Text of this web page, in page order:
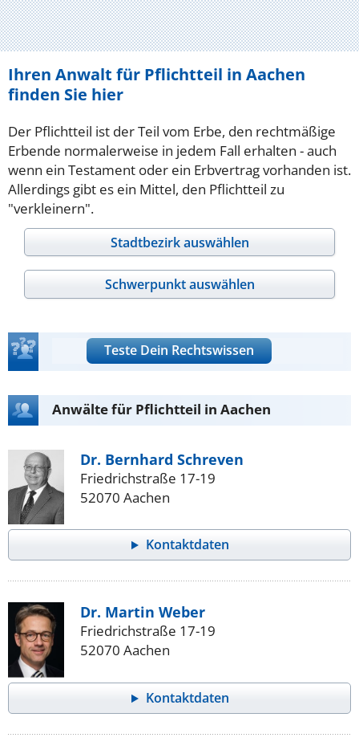
Ihren Anwalt für Pflichtteil in Aachen
finden Sie hier
Der Pflichtteil ist der Teil vom Erbe, den rechtmäßige
Erbende normalerweise in jedem Fall erhalten - auch
wenn ein Testament oder ein Erbvertrag vorhanden ist.
Allerdings gibt es ein Mittel, den Pflichtteil zu
"verkleinern".
Stadtbezirk auswählen
Schwerpunkt auswählen
Teste Dein Rechtswissen
Anwälte für Pflichtteil in Aachen
Dr. Bernhard Schreven
Friedrichstraße 17-19
52070 Aachen
Kontaktdaten
Dr. Martin Weber
Friedrichstraße 17-19
52070 Aachen
Kontaktdaten